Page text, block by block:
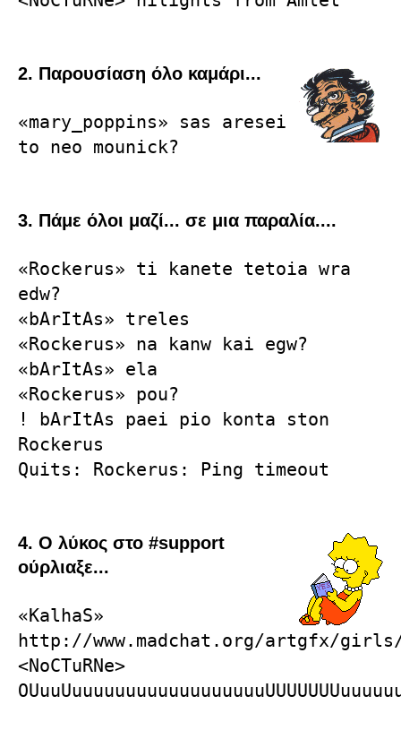
2. Παρουσίαση όλο καμάρι...
«mary_poppins» sas aresei
to neo mounick?
3. Πάμε όλοι μαζί... σε μια παραλία....
«Rockerus» ti kanete tetoia wra
edw?
«bArItAs» treles
«Rockerus» na kanw kai egw?
«bArItAs» ela
«Rockerus» pou?
! bArItAs paei pio konta ston
Rockerus
Quits: Rockerus: Ping timeout
4. Ο λύκος στο #support
ούρλιαξε...
«KalhaS»
http://www.madchat.org/artgfx/
<NoCTuRNe>